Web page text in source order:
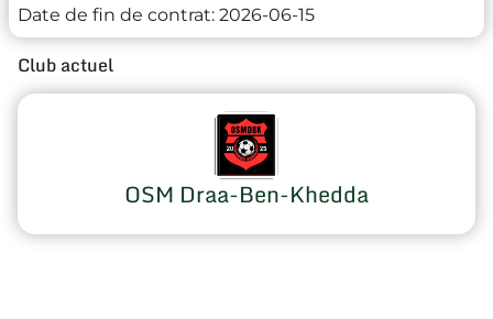
Date de fin de contrat: 2026-06-15
Club actuel
OSM Draa-Ben-Khedda